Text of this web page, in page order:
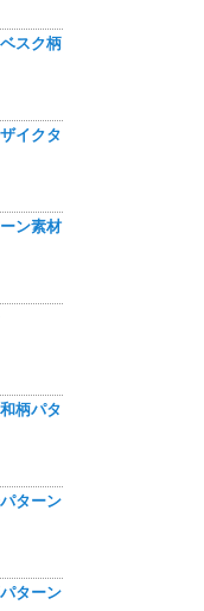
スク柄
イクタ
ン素材
柄パタ
ターン
ターン